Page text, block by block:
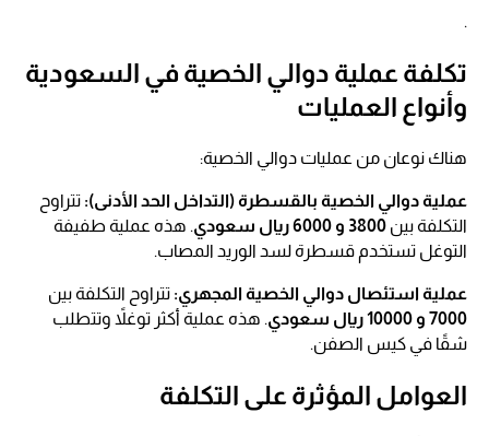
.
تكلفة عملية دوالي الخصية في السعودية
وأنواع العمليات
هناك نوعان من عمليات دوالي الخصية:
عملية دوالي الخصية بالقسطرة (التداخل الحد الأدنى): تتراوح
التكلفة بين 3800 و 6000 ريال سعودي
. هذه عملية طفيفة
التوغل تستخدم قسطرة لسد الوريد المصاب.
عملية استئصال دوالي الخصية المجهري: تتراوح التكلفة بين
7000 و 10000 ريال سعودي
. هذه عملية أكثر توغلاً وتتطلب
شقًا في كيس الصفن.
العوامل المؤثرة على التكلفة